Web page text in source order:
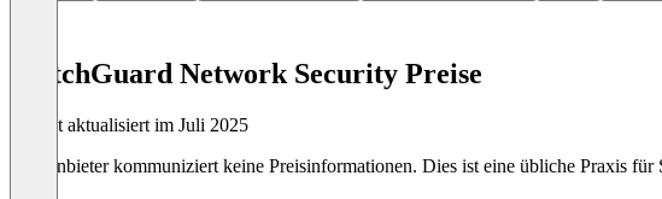
WatchGuard Network Security Preise
Zuletzt aktualisiert im Juli 2025
Der Anbieter kommuniziert keine Preisinformationen. Dies ist eine übliche Praxis